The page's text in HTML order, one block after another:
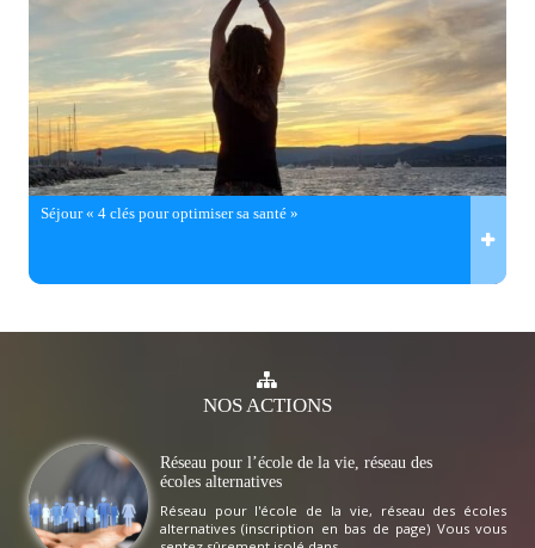
Séjour « 4 clés pour optimiser sa santé »
NOSACTIONS
Réseau pour l’école de la vie, réseau des
écoles alternatives
Réseau pour l'école de la vie, réseau des écoles
alternatives (inscription en bas de page) Vous vous